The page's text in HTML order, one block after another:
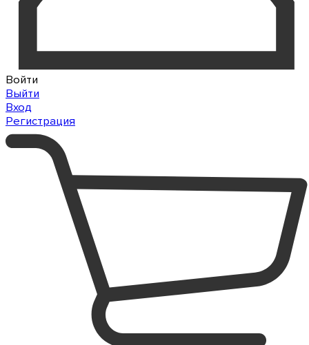
Войти
Выйти
Вход
Регистрация